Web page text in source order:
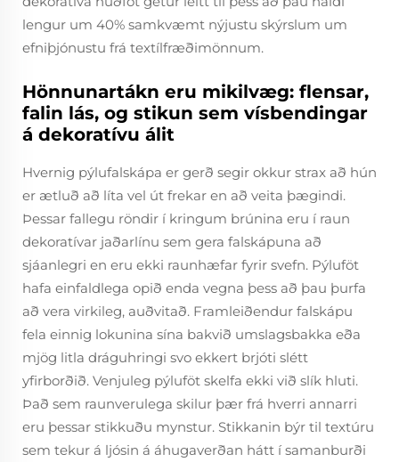
lengur um 40% samkvæmt nýjustu skýrslum um
efniþjónustu frá textílfræðimönnum.
Hönnunartákn eru mikilvæg: flensar,
falin lás, og stikun sem vísbendingar
á dekoratívu álit
Hvernig pýlufalskápa er gerð segir okkur strax að hún
er ætluð að líta vel út frekar en að veita þægindi.
Þessar fallegu röndir í kringum brúnina eru í raun
dekoratívar jaðarlínu sem gera falskápuna að
sjáanlegri en eru ekki raunhæfar fyrir svefn. Pýluföt
hafa einfaldlega opið enda vegna þess að þau þurfa
að vera virkileg, auðvitað. Framleiðendur falskápu
fela einnig lokunina sína bakvið umslagsbakka eða
mjög litla dráguhringi svo ekkert brjóti slétt
yfirborðið. Venjuleg pýluföt skelfa ekki við slík hluti.
Það sem raunverulega skilur þær frá hverri annarri
eru þessar stikkuðu mynstur. Stikkanin býr til textúru
sem tekur á ljósin á áhugaverðan hátt í samanburði